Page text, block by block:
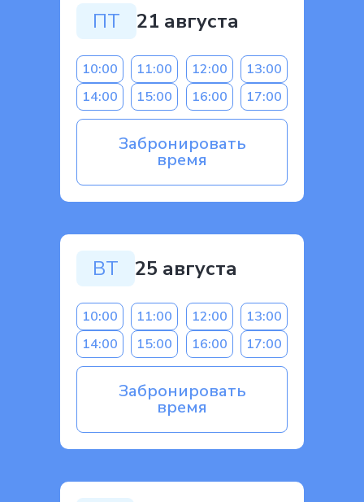
ПТ 21 августа
10:00 11:00 12:00
13:00
14:00
15:00 16:00 17:00
Забронировать
время
ВТ 25 августа
10:00 11:00 12:00
13:00
14:00
15:00 16:00 17:00
Забронировать
время